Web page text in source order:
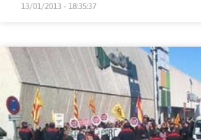
13/01/2013 - 18:35:37